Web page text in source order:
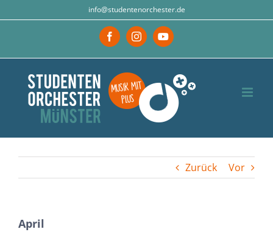
info@studentenorchester.de
FacebookInstagramYouTube
Zurück Vor
April